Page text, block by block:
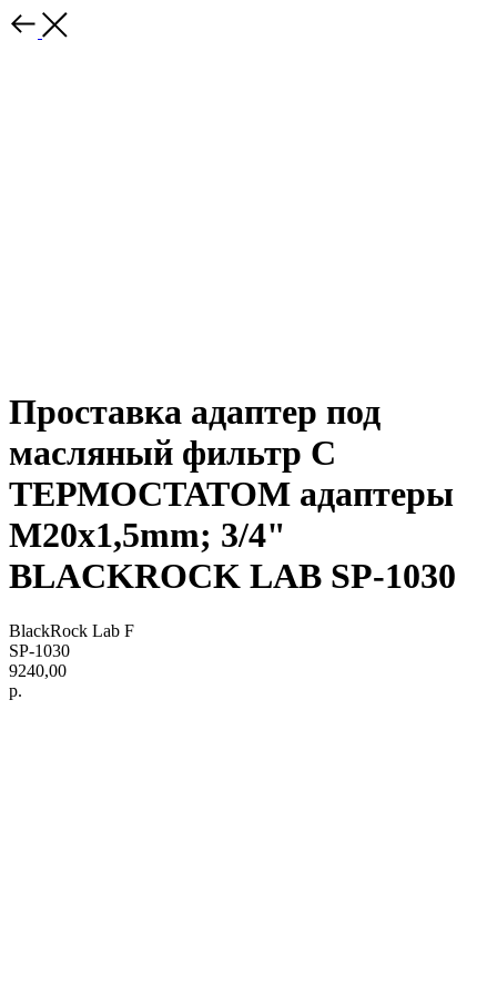
Проставка адаптер под
масляный фильтр С
ТЕРМОСТАТОМ адаптеры
M20x1,5mm; 3/4"
BLACKROCK LAB SP-1030
BlackRock Lab F
SP-1030
9240,00
р.